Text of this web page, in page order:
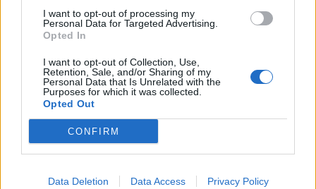
I want to opt-out of processing my
Personal Data for Targeted Advertising.
Opted In
I want to opt-out of Collection, Use,
Retention, Sale, and/or Sharing of my
Personal Data that Is Unrelated with the
Purposes for which it was collected.
Opted Out
CONFIRM
Data Deletion Data Access Privacy Policy
μάθετε πρώτοιόλες τις ειδήσεις
ΒΑΣΙΛΗΣ ΚΙΚΙΛΙΑΣ ΕΘΕΛΟΝΤΕΣ ΠΥΡΟΣΒΕΣΤΕΣ